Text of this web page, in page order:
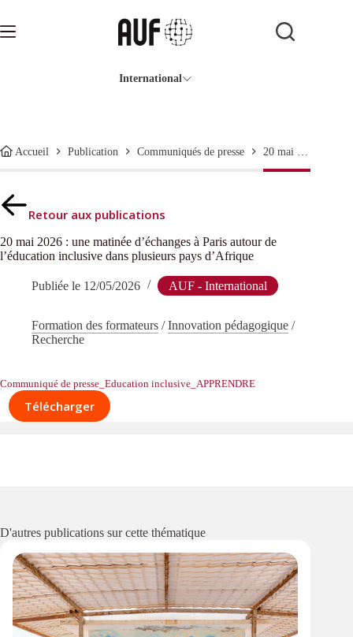
contenu
International
Accueil Publication Communiqués de presse
Retour aux publications
20 mai 2026 : une matinée d’échanges à Paris autour de
l’éducation inclusive dans plusieurs pays d’Afrique
Publiée le 12/05/2026 AUF - International
Formation des formateurs /Innovation pédagogique /
Recherche
Communiqué de presse_Education inclusive_APPRENDRE
Télécharger
D'autres publications sur cette thématique